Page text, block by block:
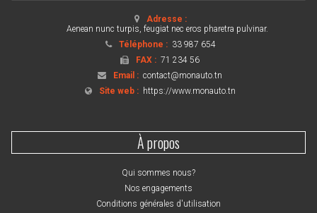
Adresse :
Aenean nunc turpis, feugiat nec eros pharetra pulvinar.
Téléphone : 33 987 654
FAX :71 234 56
Email :contact@monauto.tn
Site web : https://www.monauto.tn
À propos
Qui sommes nous?
Nos engagements
Conditions générales d'utilisation